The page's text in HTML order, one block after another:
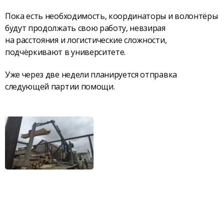
Пока есть необходимость, координаторы и волонтёры
будут продолжать свою работу, невзирая
на расстояния и логистические сложности,
подчёркивают в университете.
Уже через две недели планируется отправка
следующей партии помощи.